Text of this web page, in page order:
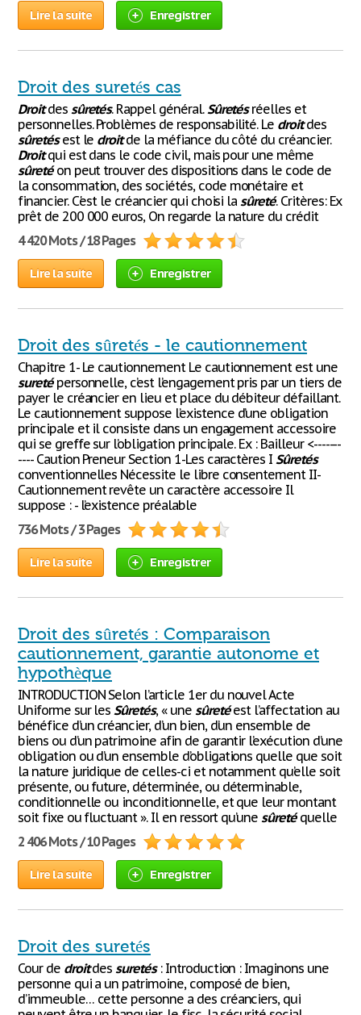
Lire la suite Enregistrer
Droit des suretés cas
Droitdes sûretés. Rappel général.Sûretésréelles et
personnelles. Problèmes de responsabilité. Le droitdes
sûretésest le droitde la méfiance du côté du créancier.
Droitqui est dans le code civil, mais pour une même
sûretéon peut trouver des dispositions dans le code de
la consommation, des sociétés, code monétaire et
financier. C'est le créancier qui choisi lasûreté. Critères: Ex
prêt de 200 000 euros, On regarde la nature du crédit
4 420 Mots / 18 Pages
Lire la suite Enregistrer
Droit des sûretés - le cautionnement
Chapitre 1- Le cautionnement Le cautionnement est une
suretépersonnelle, c’est l’engagement pris par un tiers de
payer le créancier en lieu et place du débiteur défaillant.
Le cautionnement suppose l’existence d’une obligation
principale et il consiste dans un engagement accessoire
qui se greffe sur l’obligation principale. Ex : Bailleur <-------
---- Caution Preneur Section 1-Les caractères ISûretés
conventionnelles Nécessite le libre consentement II-
Cautionnement revête un caractère accessoire Il
suppose : - l’existence préalable
736 Mots / 3 Pages
Lire la suite Enregistrer
Droit des sûretés : Comparaison
cautionnement, garantie autonome et
hypothèque
INTRODUCTION Selon l’article 1er du nouvel Acte
Uniforme sur lesSûretés, « une sûretéest l’affectation au
bénéfice d’un créancier, d’un bien, d’un ensemble de
biens ou d’un patrimoine afin de garantir l’exécution d’une
obligation ou d’un ensemble d’obligations quelle que soit
la nature juridique de celles-ci et notamment qu’elle soit
présente, ou future, déterminée, ou déterminable,
conditionnelle ou inconditionnelle, et que leur montant
soit fixe ou fluctuant ». Il en ressort qu’unesûretéquelle
2 406 Mots / 10 Pages
Lire la suite Enregistrer
Droit des suretés
Cour de droitdessuretés: Introduction : Imaginons une
personne qui a un patrimoine, composé de bien,
d’immeuble… cette personne a des créanciers, qui